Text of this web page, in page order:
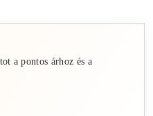
a pontos árhoz és a